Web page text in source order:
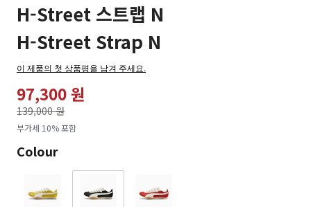
H-Street 스트랩 N
H-Street Strap N
이 제품의 첫 상품평을 남겨 주세요.
97,300 원
139,000 원
로
부가세 10% 포함
Colour